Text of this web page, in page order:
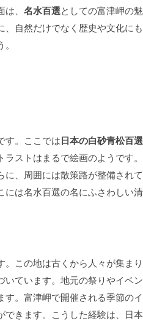
、 名水百選としての富津岬の
自然だけでなく歴史や文化に
す。ここでは日本の白砂青松百選
ストはまるで絵画のようです
、周囲には散策路が整備され
は名水百選の名にふさわしい
この地は古くから人々が集ま
ています。地元の祭りやイベ
。富津岬で開催される季節の
きます。こうした経験は、日